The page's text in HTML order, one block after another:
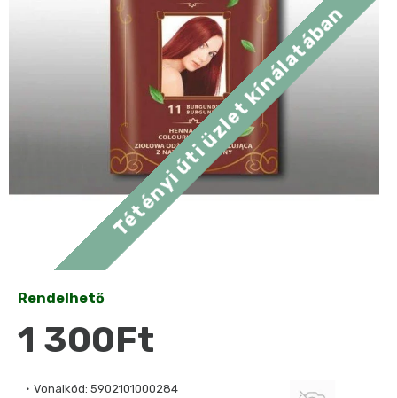
Tétényi úti üzlet kínálatában
Vonalkód: 5902101000284
Rendelhető
1 300Ft